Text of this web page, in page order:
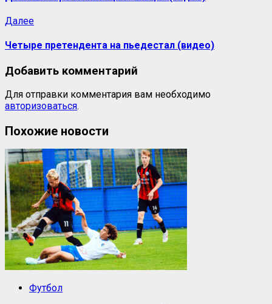
Далее
Четыре претендента на пьедестал (видео)
Добавить комментарий
Для отправки комментария вам необходимо
авторизоваться.
Похожие новости
Футбол